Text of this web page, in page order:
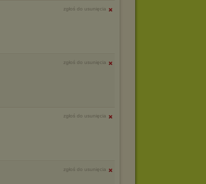
zgłoś do usunięcia
zgłoś do usunięcia
zgłoś do usunięcia
zgłoś do usunięcia